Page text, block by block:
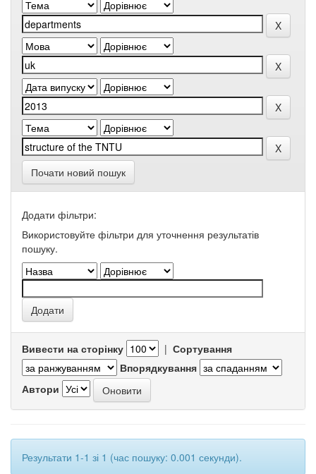
Почати новий пошук
Додати фільтри:
Використовуйте фільтри для уточнення результатів
пошуку.
Вивести на сторінку | Сортування
Впорядкування
Автори
Результати 1-1 зі 1 (час пошуку: 0.001 секунди).